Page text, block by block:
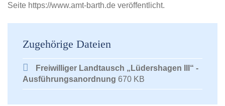
Seite https://www.amt-barth.de veröffentlicht.
Zugehörige Dateien
Freiwilliger Landtausch „Lüdershagen III“ -
Ausführungsanordnung 670 KB